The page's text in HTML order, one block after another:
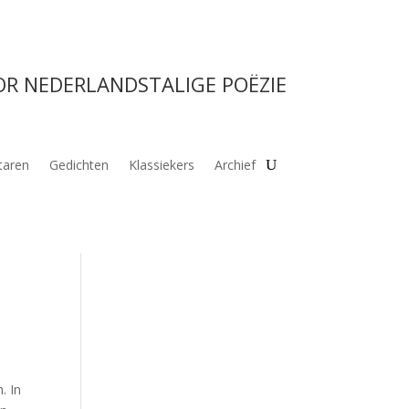
NEDERLANDSTALIGE POËZIE
Gedichten Klassiekers Archief
In